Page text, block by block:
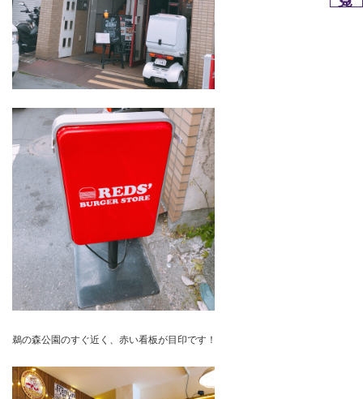
鵜の森公園のすぐ近く、赤い看板が目印です！